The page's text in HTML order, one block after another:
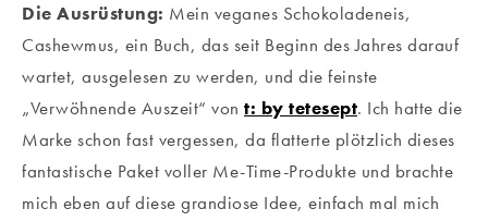
Die Ausrüstung: Mein veganes Schokoladeneis,
Cashewmus, ein Buch, das seit Beginn des Jahres darauf
wartet, ausgelesen zu werden, und die feinste
„Verwöhnende Auszeit“ von t: by tetesept. Ich hatte die
Marke schon fast vergessen, da flatterte plötzlich dieses
fantastische Paket voller Me-Time-Produkte und brachte
mich eben auf diese grandiose Idee, einfach mal mich